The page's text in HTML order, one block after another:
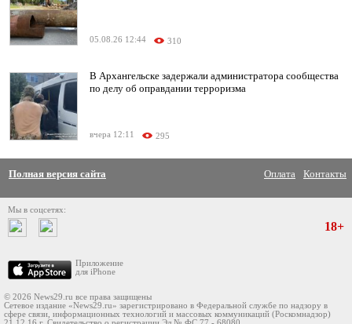
05.08.26 12:44 310
В Архангельске задержали администратора сообщества
по делу об оправдании терроризма
вчера 12:11 295
Полная версия сайта Оплата Контакты
Мы в соцсетях:
Приложение
для iPhone
18+
© 2026 News29.ru все права защищены
Сетевое издание «News29.ru» зарегистрировано в Федеральной службе по надзору в
сфере связи, информационных технологий и массовых коммуникаций (Роскомнадзор)